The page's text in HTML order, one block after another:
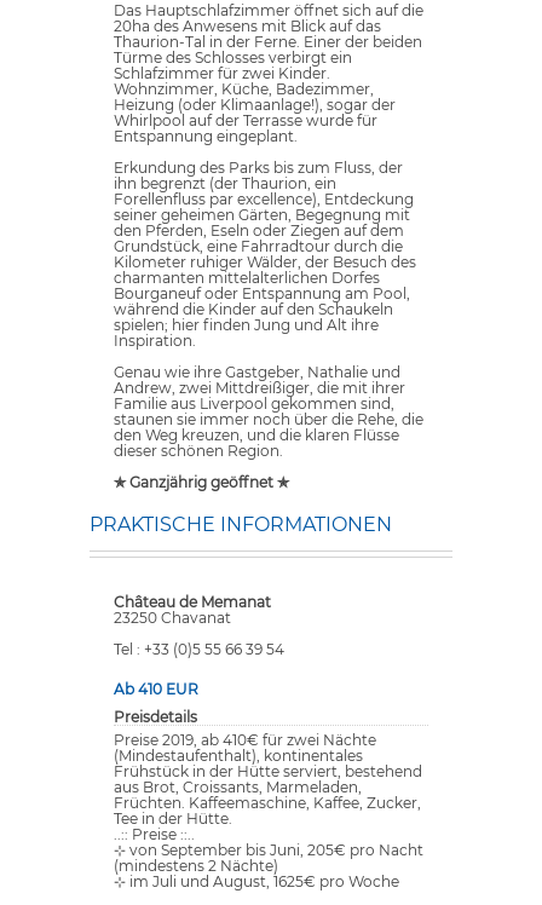
Das Hauptschlafzimmer öffnet sich auf die
20ha des Anwesens mit Blick auf das
Thaurion-Tal in der Ferne. Einer der beiden
Türme des Schlosses verbirgt ein
Schlafzimmer für zwei Kinder.
Wohnzimmer, Küche, Badezimmer,
Heizung (oder Klimaanlage!), sogar der
Whirlpool auf der Terrasse wurde für
Entspannung eingeplant.
Erkundung des Parks bis zum Fluss, der
ihn begrenzt (der Thaurion, ein
Forellenfluss par excellence), Entdeckung
seiner geheimen Gärten, Begegnung mit
den Pferden, Eseln oder Ziegen auf dem
Grundstück, eine Fahrradtour durch die
Kilometer ruhiger Wälder, der Besuch des
charmanten mittelalterlichen Dorfes
Bourganeuf oder Entspannung am Pool,
während die Kinder auf den Schaukeln
spielen; hier finden Jung und Alt ihre
Inspiration.
Genau wie ihre Gastgeber, Nathalie und
Andrew, zwei Mittdreißiger, die mit ihrer
Familie aus Liverpool gekommen sind,
staunen sie immer noch über die Rehe, die
den Weg kreuzen, und die klaren Flüsse
dieser schönen Region.
✯ Ganzjährig geöffnet ✯
PRAKTISCHE INFORMATIONEN
Château de Memanat
23250 Chavanat
Tel : +33 (0)5 55 66 39 54
Ab 410 EUR
Preisdetails
Preise 2019, ab 410€ für zwei Nächte
(Mindestaufenthalt), kontinentales
Frühstück in der Hütte serviert, bestehend
aus Brot, Croissants, Marmeladen,
Früchten. Kaffeemaschine, Kaffee, Zucker,
Tee in der Hütte.
..:: Preise ::..
⊹ von September bis Juni, 205€ pro Nacht
(mindestens 2 Nächte)
⊹ im Juli und August, 1625€ pro Woche